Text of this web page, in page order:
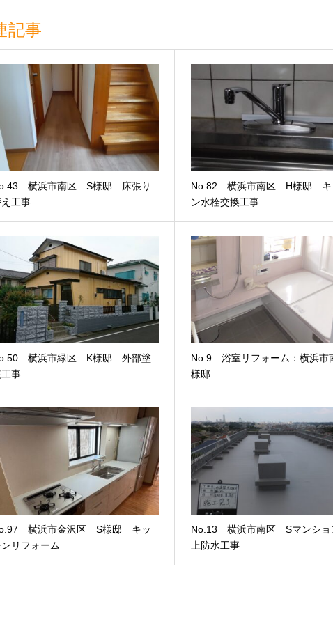
記事
横浜市南区 S様邸 床張り
工事
No.82 横浜市南区 H様邸 キ
ン水栓交換工事
横浜市緑区 K様邸 外部塗
事
No.9 浴室リフォーム：横浜市
様邸
横浜市金沢区 S様邸 キッ
リフォーム
No.13 横浜市南区 Sマンショ
上防水工事